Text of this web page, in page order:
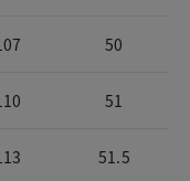
50
51
51.5